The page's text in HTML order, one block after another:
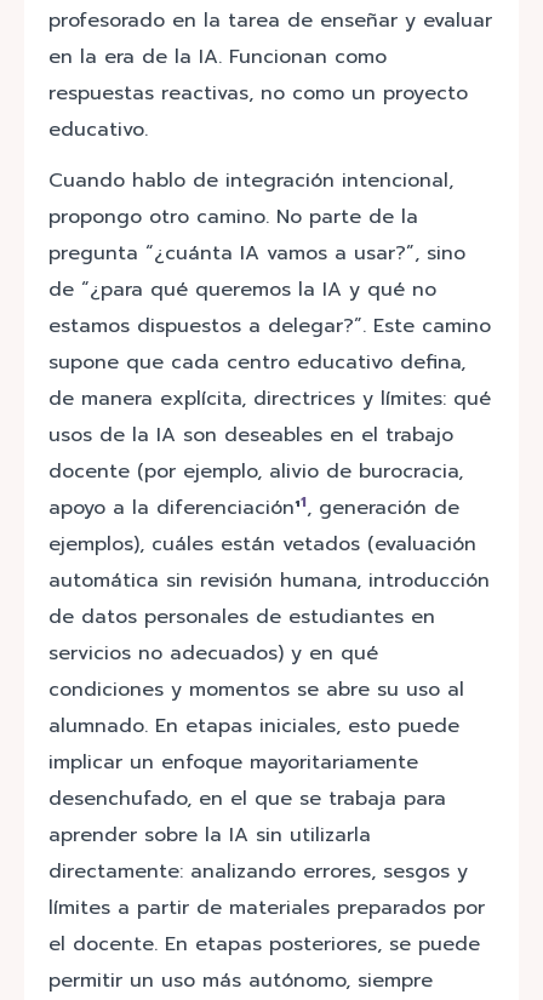
profesorado en la tarea de enseñar y evaluar
en la era de la IA. Funcionan como
respuestas reactivas, no como un proyecto
educativo.
Cuando hablo de integración intencional,
propongo otro camino. No parte de la
pregunta “¿cuánta IA vamos a usar?”, sino
de “¿para qué queremos la IA y qué no
estamos dispuestos a delegar?”. Este camino
supone que cada centro educativo defina,
de manera explícita, directrices y límites: qué
usos de la IA son deseables en el trabajo
docente (por ejemplo, alivio de burocracia,
apoyo a la diferenciación¹1, generación de
ejemplos), cuáles están vetados (evaluación
automática sin revisión humana, introducción
de datos personales de estudiantes en
servicios no adecuados) y en qué
condiciones y momentos se abre su uso al
alumnado. En etapas iniciales, esto puede
implicar un enfoque mayoritariamente
desenchufado, en el que se trabaja para
aprender sobre la IA sin utilizarla
directamente: analizando errores, sesgos y
límites a partir de materiales preparados por
el docente. En etapas posteriores, se puede
permitir un uso más autónomo, siempre